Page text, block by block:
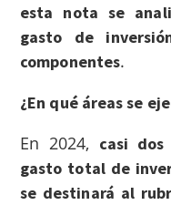
esta nota se
gasto de
componentes.
¿En qué áreas se
En 2024, casi
gasto total de
se destinará al